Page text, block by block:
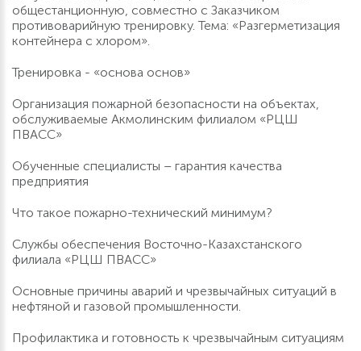
общестанционную, совместно с Заказчиком
противоварийную тренировку. Тема: «Разгерметизация
контейнера с хлором».
Тренировка - «основа основ»
Организация пожарной безопасности на объектах,
обслуживаемые Акмолинским филиалом «РЦШ
ПВАСС»
Обученные специалисты – гарантия качества
предприятия
Что такое пожарно-технический минимум?
Службы обеспечения Восточно-Казахстанского
филиала «РЦШ ПВАСС»
Основные причины аварий и чрезвычайных ситуаций в
нефтяной и газовой промышленности.
Профилактика и готовность к чрезвычайным ситуациям